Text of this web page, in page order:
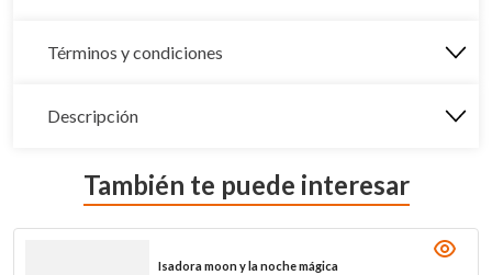
Términos y condiciones
Descripción
También te puede interesar
Isadora moon y la noche mágica